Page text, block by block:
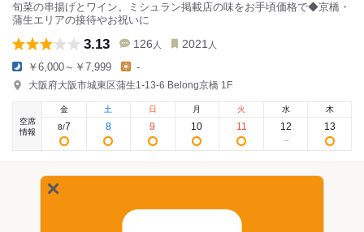
旬菜の串揚げとワイン。ミシュラン掲載店の味をお手頃価格で◆京橋・
蒲生エリアの接待やお祝いに
3.13 126 人 2021 人
￥6,000～￥7,999 -
大阪府大阪市城東区蒲生1-13-6 Belong京橋 1F
空席
情報
金
8/7
土
8
日
9
月
10
火
11
水
12
木
13